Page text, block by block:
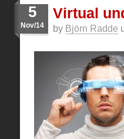
5
Nov/14
Virtual
by Björn Radde